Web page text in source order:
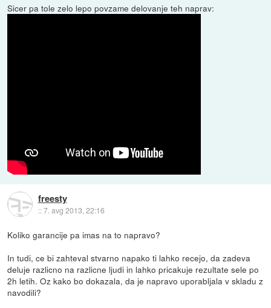
Sicer pa tole zelo lepo povzame delovanje teh naprav:
freesty
::7. avg 2013, 22:16
Koliko garancije pa imas na to napravo?
In tudi, ce bi zahteval stvarno napako ti lahko recejo, da zadeva
deluje razlicno na razlicne ljudi in lahko pricakuje rezultate sele po
2h letih. Oz kako bo dokazala, da je napravo uporabljala v skladu z
navodili?